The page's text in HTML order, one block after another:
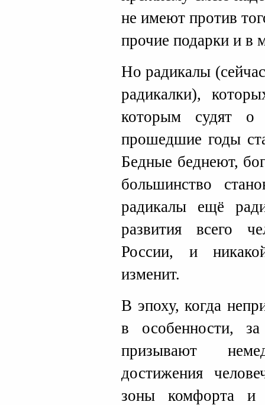
не имеют против
прочие подарки и в
Но радикалы
радикалки),
которым судят
прошедшие годы
Бедные беднеют,
большинство
радикалы ещё
развития всего
России, и
изменит.
В эпоху, когда
в особенности,
призывают
достижения
зоны комфорта и